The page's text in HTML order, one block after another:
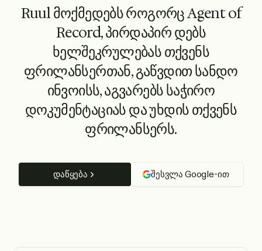
Ruul მოქმედებს როგორც Agent of
Record, პირდაპირ დებს
ხელშეკრულებას თქვენს
ფრილანსერთან, გაწვდით სანდო
ინვოისს, აგვარებს საჭირო
დოკუმენტაციას და უხდის თქვენს
ფრილანსერს.
დაწყება შესვლა Google-ით